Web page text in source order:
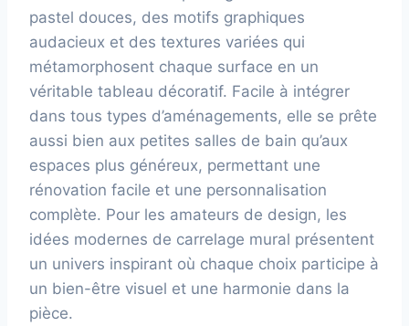
pastel douces, des motifs graphiques
audacieux et des textures variées qui
métamorphosent chaque surface en un
véritable tableau décoratif. Facile à intégrer
dans tous types d’aménagements, elle se prête
aussi bien aux petites salles de bain qu’aux
espaces plus généreux, permettant une
rénovation facile et une personnalisation
complète. Pour les amateurs de design, les
idées modernes de carrelage mural présentent
un univers inspirant où chaque choix participe à
un bien-être visuel et une harmonie dans la
pièce.